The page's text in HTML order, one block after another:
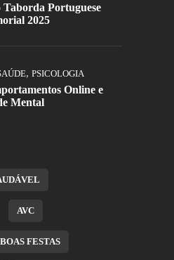
Taborda Portuguese
2025
, PSICOLOGIA
Online e
Mental
AVC
BOAS FESTAS